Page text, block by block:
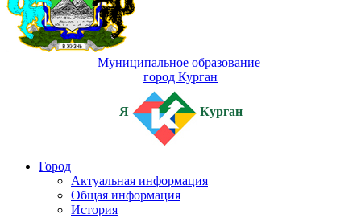
Муниципальное образование
город Курган
Я Курган
Город
Актуальная информация
Общая информация
История